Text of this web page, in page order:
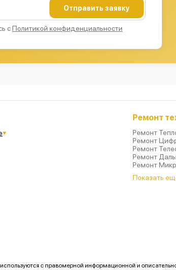
Отправить заявку
сПолитикой конфиденциальности
Ремонт
Ремонт
Ремонт
Ремонт
Ремонт
Ремонт
Показать
с правомерной информационной и